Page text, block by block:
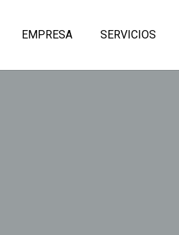
EMPRESA SERVICIOS